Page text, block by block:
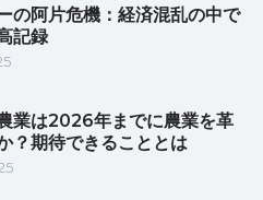
の阿片危機：経済混乱の中で
記録
業は2026年までに農業を革
？期待できることとは